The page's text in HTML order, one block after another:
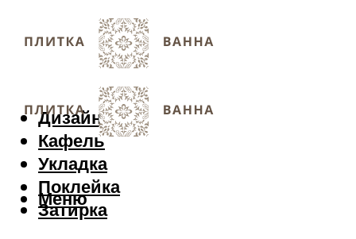
Дизайн
Кафель
Укладка
Поклейка
Затирка
Меню